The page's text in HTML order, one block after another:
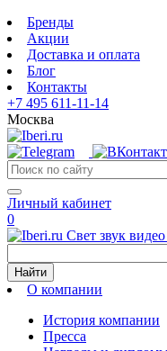
Бренды
Акции
Доставка и оплата
Блог
Контакты
+7 495 611-11-14
Москва
Личный кабинет
0
Свет звук
Найти
О компании
История компании
Пресса